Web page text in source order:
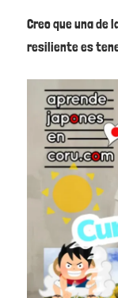
Creo que una
resiliente es